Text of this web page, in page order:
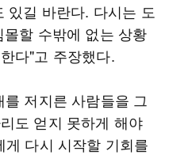
있길 바란다. 다시는 도
할 수밖에 없는 상황
다"고 주장했다.
저지른 사람들을 그
도 얻지 못하게 해야
다시 시작할 기회를